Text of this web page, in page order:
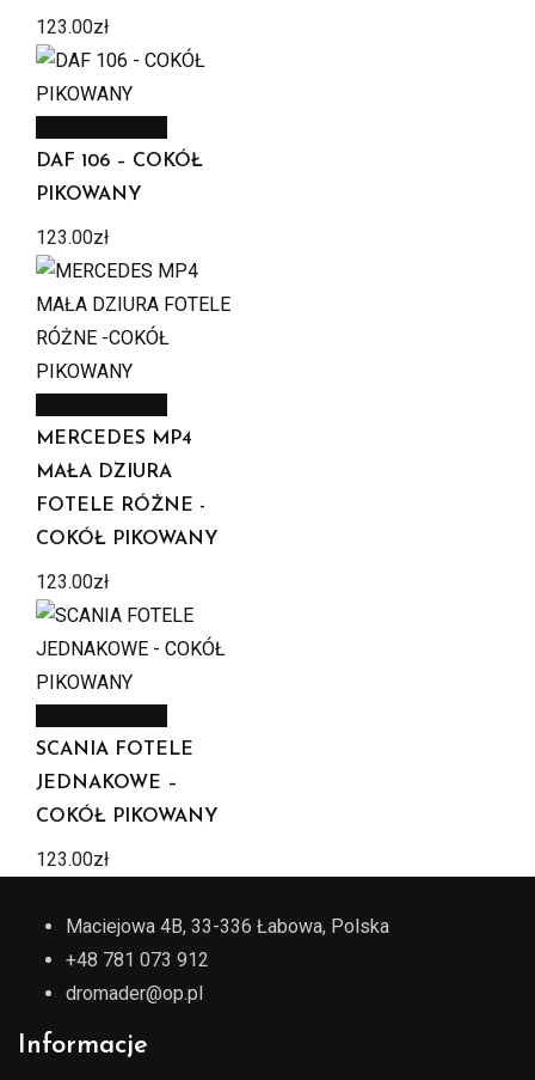
123.00zł
DAF 106 – COKÓŁ
PIKOWANY
123.00zł
MERCEDES MP4
MAŁA DZIURA
FOTELE RÓŻNE -
COKÓŁ PIKOWANY
123.00zł
SCANIA FOTELE
JEDNAKOWE –
COKÓŁ PIKOWANY
123.00zł
Maciejowa 4B, 33-336 Łabowa, Polska
+48 781 073 912
dromader@op.pl
Informacje